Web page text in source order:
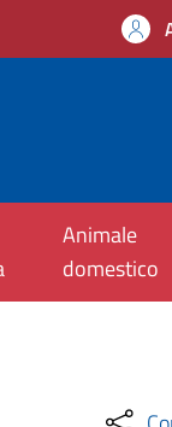
Animale
domestico